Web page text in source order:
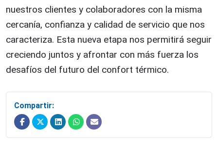
nuestros clientes y colaboradores con la misma
cercanía, confianza y calidad de servicio que nos
caracteriza. Esta nueva etapa nos permitirá seguir
creciendo juntos y afrontar con más fuerza los
desafíos del futuro del confort térmico.
Compartir: